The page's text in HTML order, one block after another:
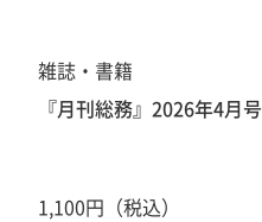
雑誌・書籍
『月刊総務』2026年4月号
1,100円（税込）